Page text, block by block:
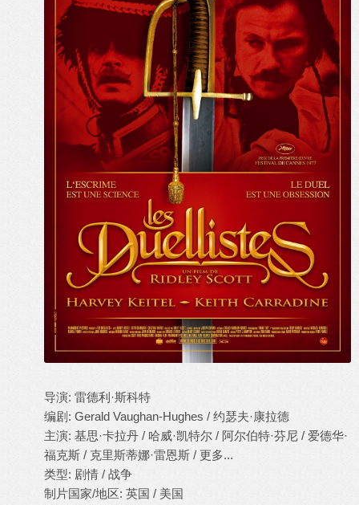
导演: 雷德利·斯科特
编剧: Gerald Vaughan-Hughes / 约瑟夫·康拉德
主演: 基思·卡拉丹 / 哈威·凯特尔 / 阿尔伯特·芬尼 / 爱德华·
福克斯 / 克里斯蒂娜·雷恩斯 / 更多...
类型: 剧情 / 战争
制片国家/地区: 英国 / 美国